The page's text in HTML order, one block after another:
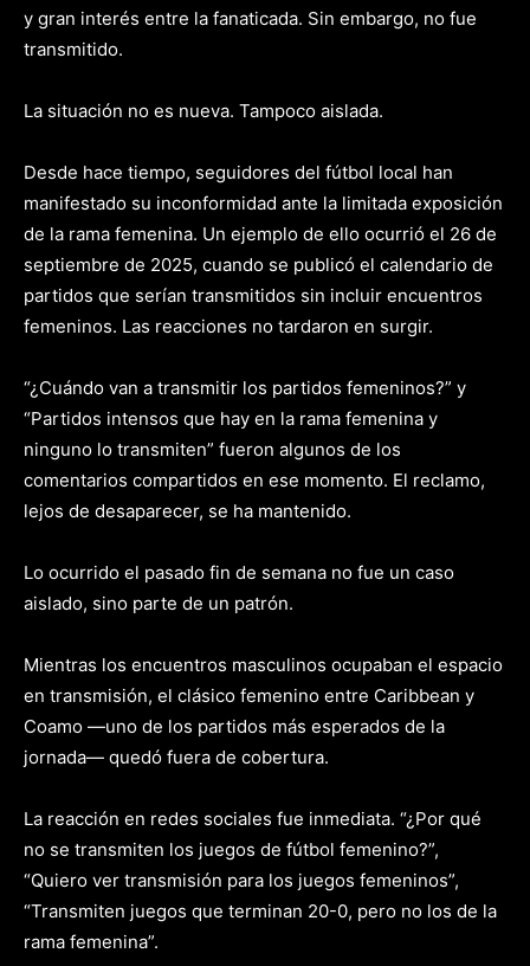
y gran interés entre la fanaticada. Sin embargo, no fue
transmitido.
La situación no es nueva. Tampoco aislada.
Desde hace tiempo, seguidores del fútbol local han
manifestado su inconformidad ante la limitada exposición
de la rama femenina. Un ejemplo de ello ocurrió el 26 de
septiembre de 2025, cuando se publicó el calendario de
partidos que serían transmitidos sin incluir encuentros
femeninos. Las reacciones no tardaron en surgir.
“¿Cuándo van a transmitir los partidos femeninos?” y
“Partidos intensos que hay en la rama femenina y
ninguno lo transmiten” fueron algunos de los
comentarios compartidos en ese momento. El reclamo,
lejos de desaparecer, se ha mantenido.
Lo ocurrido el pasado fin de semana no fue un caso
aislado, sino parte de un patrón.
Mientras los encuentros masculinos ocupaban el espacio
en transmisión, el clásico femenino entre Caribbean y
Coamo —uno de los partidos más esperados de la
jornada— quedó fuera de cobertura.
La reacción en redes sociales fue inmediata. “¿Por qué
no se transmiten los juegos de fútbol femenino?”,
“Quiero ver transmisión para los juegos femeninos”,
“Transmiten juegos que terminan 20-0, pero no los de la
rama femenina”.